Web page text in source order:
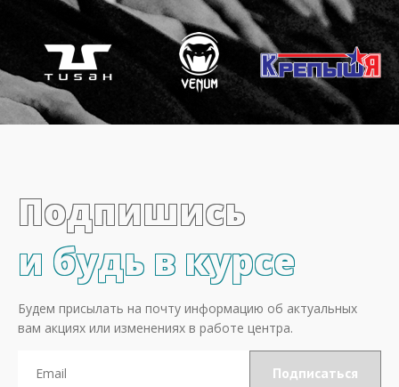
Подпишись
и будь в курсе
Будем присылать на почту информацию об актуальных
вам акциях или изменениях в работе центра.